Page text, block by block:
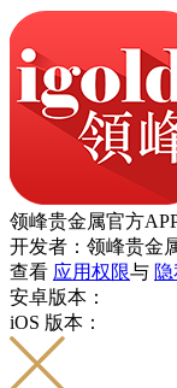
领峰贵金属官方
开发者：领峰贵金
查看 应用权限与
安卓版本：
iOS 版本：